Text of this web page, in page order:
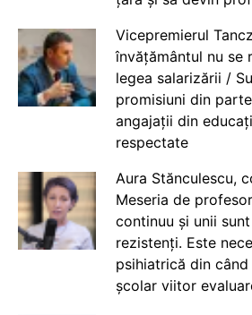
Vicepremierul
învățământul nu se
legea salarizării /
promisiuni din
angajații din
respectate
Aura Stănculescu,
Meseria de
continuu și unii
rezistenți. Este
psihiatrică din
școlar viitor